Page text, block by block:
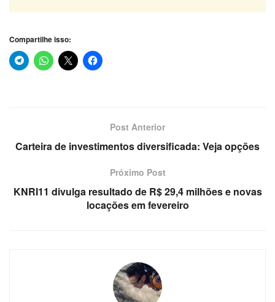
Compartilhe isso:
Post Anterior
Carteira de investimentos diversificada: Veja opções
Próximo Post
KNRI11 divulga resultado de R$ 29,4 milhões e novas
locações em fevereiro